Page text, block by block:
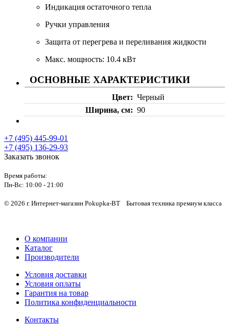
Индикация остаточного тепла
Ручки управления
Защита от перегрева и переливания жидкости
Макс. мощность: 10.4 кВт
ОСНОВНЫЕ ХАРАКТЕРИСТИКИ
Цвет
Черный
Ширина, см
90
+7 (495) 445-99-01
+7 (495) 136-29-93
Заказать звонок
Время работы:
Пн-Вс: 10:00 - 21:00
© 2026 г. Интернет-магазин Pokupka-BT Бытовая техника премиум класса
О компании
Каталог
Производители
Условия доставки
Условия оплаты
Гарантия на товар
Политика конфиденциальности
Контакты